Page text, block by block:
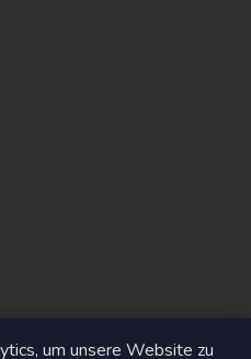
um unsere Website zu